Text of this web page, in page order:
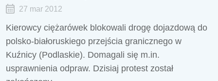
27 mar 2012
Kierowcy ciężarówek blokowali drogę dojazdową do
polsko-białoruskiego przejścia granicznego w
Kuźnicy (Podlaskie). Domagali się m.in.
usprawnienia odpraw. Dzisiaj protest został